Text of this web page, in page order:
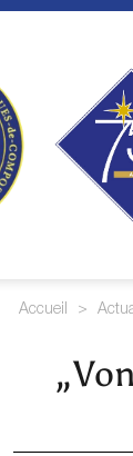
Accueil >